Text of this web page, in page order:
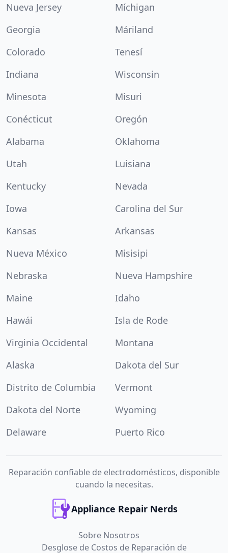
Nueva Jersey
Míchigan
Georgia
Máriland
Colorado
Tenesí
Indiana
Wisconsin
Minesota
Misuri
Conécticut
Oregón
Alabama
Oklahoma
Utah
Luisiana
Kentucky
Nevada
Iowa
Carolina del Sur
Kansas
Arkansas
Nueva México
Misisipi
Nebraska
Nueva Hampshire
Maine
Idaho
Hawái
Isla de Rode
Virginia Occidental
Montana
Alaska
Dakota del Sur
Distrito de Columbia
Vermont
Dakota del Norte
Wyoming
Delaware
Puerto Rico
Reparación confiable de electrodomésticos, disponible
cuando la necesitas.
Appliance Repair Nerds
Sobre Nosotros
Desglose de Costos de Reparación de